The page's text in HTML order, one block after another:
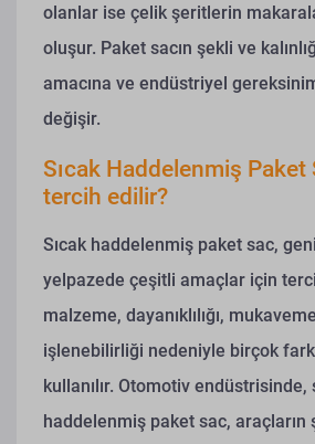
olanlar ise çelik şeritlerin
oluşur. Paket sacın şekli ve
amacına ve endüstriyel
değişir.
Sıcak Haddelenmiş Paket
tercih edilir?
Sıcak haddelenmiş paket sac,
yelpazede çeşitli amaçlar için
malzeme, dayanıklılığı,
işlenebilirliği nedeniyle birçok
kullanılır. Otomotiv endüstrisinde,
haddelenmiş paket sac, araçların